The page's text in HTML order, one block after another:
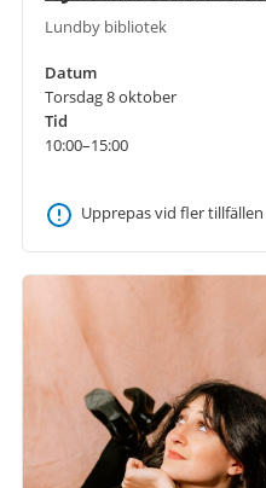
Lundby bibliotek
Datum
Torsdag 8 oktober
Tid
10:00–15:00
Upprepas vid fler tillfällen